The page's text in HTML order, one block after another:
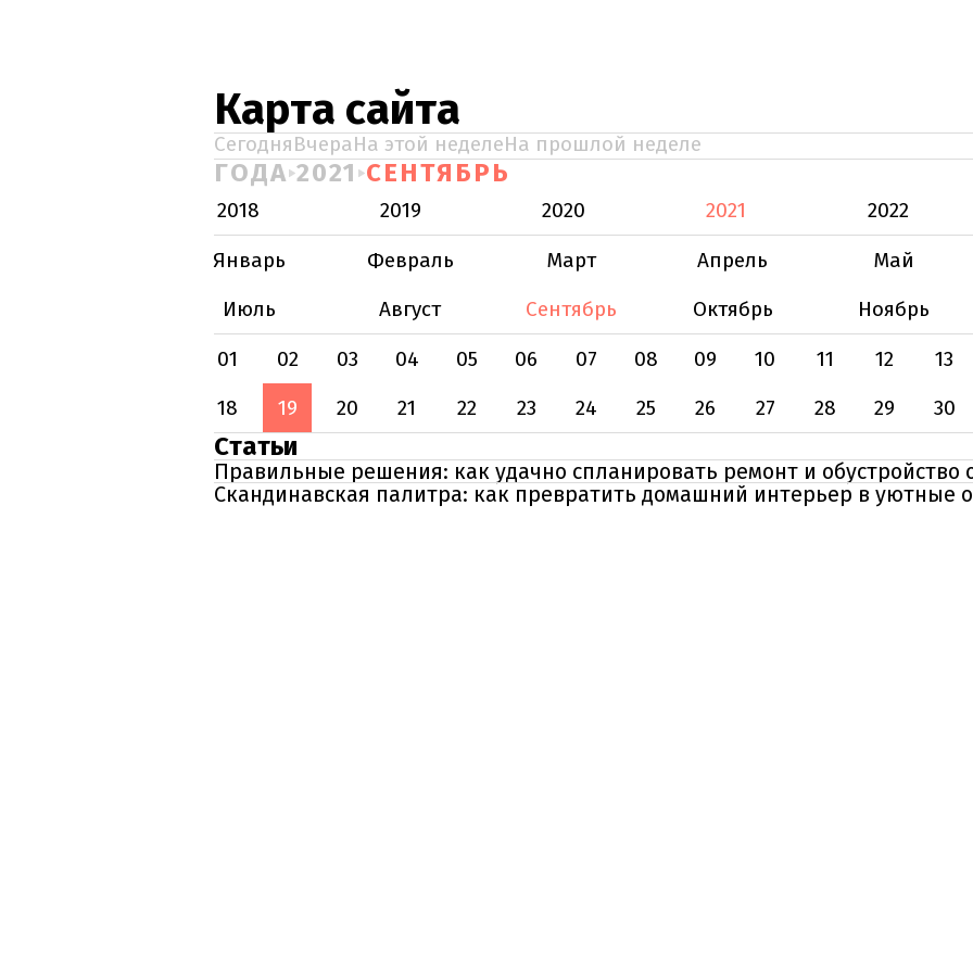
Карта сайта
СегодняВчераНа этой неделеНа прошлой неделе
ГОДА 2021 СЕНТЯБРЬ
2018 2019 2020 2021
2022
Январь
Февраль Март Апрель Май
Июль
Август Сентябрь Октябрь Ноябрь
01
02 03 04 05 06 07 08 09 10 11 12 13
18
19 20 21 22 23 24 25 26 27 28 29 30
Статьи
Правильные решения: как удачно спланировать ремонт и
Скандинавская палитра: как превратить домашний интерьер в уютные